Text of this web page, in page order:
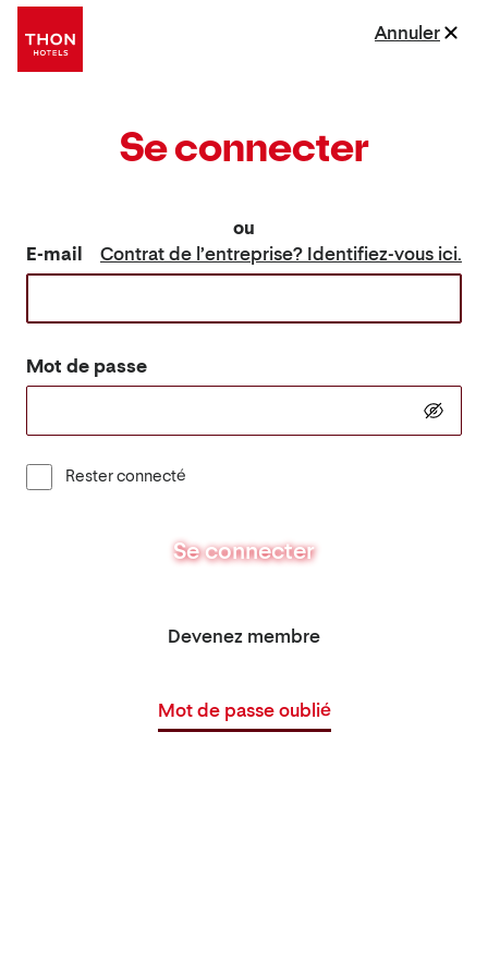
Se connecter
ou
E-mail
Contrat de l’entreprise? Identifiez-vous ici.
Mot de passe
Rester connecté
Se connecter
Devenez membre
Mot de passe oublié
Annuler